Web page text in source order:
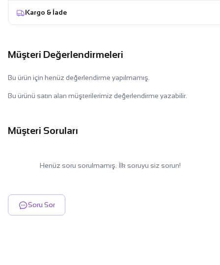
Kargo & İade
Müşteri Değerlendirmeleri
Bu ürün için henüz değerlendirme yapılmamış.
Bu ürünü satın alan müşterilerimiz değerlendirme yazabilir.
Müşteri Soruları
Henüz soru sorulmamış. İlk soruyu siz sorun!
Soru Sor